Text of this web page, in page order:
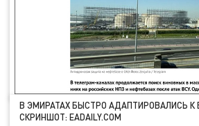
В ЭМИРАТАХ БЫСТРО АДАПТИРОВАЛИСЬ К
СКРИНШОТ: EADAILY.COM